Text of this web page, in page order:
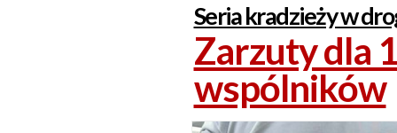
Seria kradzieży w
Zarzuty dla
wspólników